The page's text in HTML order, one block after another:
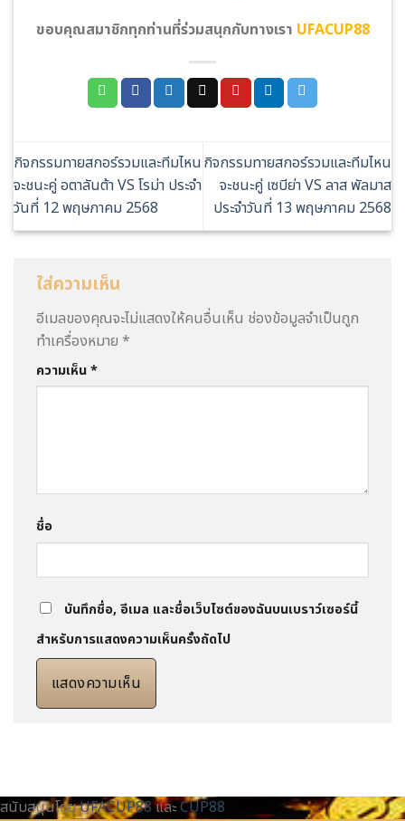
ขอบคุณสมาชิกทุกท่านที่ร่วมสนุกกับทางเรา UFACUP88
กิจกรรมทายสกอร์รวมและทีมไหน
จะชนะคู่ อตาลันต้า VS โรม่า ประจำ
วันที่ 12 พฤษภาคม 2568
กิจกรรมทายสกอร์รวมและทีมไหน
จะชนะคู่ เซบีย่า VS ลาส พัลมาส
ประจำวันที่ 13 พฤษภาคม 2568
ใส่ความเห็น
อีเมลของคุณจะไม่แสดงให้คนอื่นเห็น ช่องข้อมูลจำเป็นถูก
ทำเครื่องหมาย *
ความเห็น*
ชื่อ
บันทึกชื่อ, อีเมล และชื่อเว็บไซต์ของฉันบนเบราว์เซอร์นี้
สำหรับการแสดงความเห็นครั้งถัดไป
สนับสนุนโดยUFACUP88และCUP88